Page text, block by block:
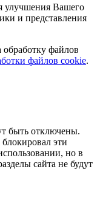
улучшения Вашего
и представления
файлов
файлов cookie.
быть отключены.
эти
но в
сайта не будут